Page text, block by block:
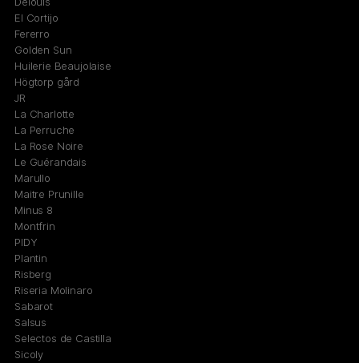
El Cortijo
Fererro
Golden Sun
Huilerie Beaujolaise
Högtorp gård
JR
La Charlotte
La Perruche
La Rose Noire
Le Guérandais
Marullo
Maitre Prunille
Minus 8
Montfrin
PIDY
Plantin
Risberg
Riseria Molinaro
Sabarot
Salsus
Selectos de Castilla
Sicoly